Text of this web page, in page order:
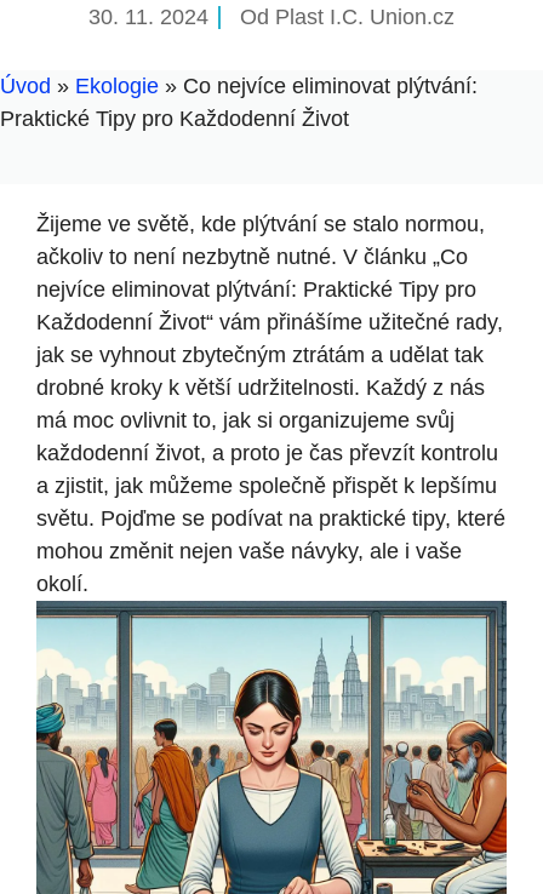
30. 11. 2024 Od Plast I.C. Union.cz
Úvod » Ekologie » Co nejvíce eliminovat plýtvání:
Praktické Tipy pro Každodenní Život
Žijeme ve světě, kde plýtvání se stalo normou,
ačkoliv to není nezbytně nutné. V článku „Co
nejvíce eliminovat plýtvání: Praktické Tipy pro
Každodenní Život“ vám přinášíme užitečné rady,
jak se vyhnout zbytečným ztrátám a udělat tak
drobné kroky k větší udržitelnosti. Každý z nás
má moc ovlivnit to, jak si organizujeme svůj
každodenní život, a proto je čas převzít kontrolu
a zjistit, jak můžeme společně přispět k lepšímu
světu. Pojďme se podívat na praktické tipy, které
mohou změnit nejen vaše návyky, ale i vaše
okolí.